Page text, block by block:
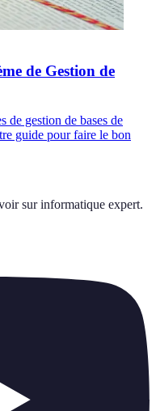
de Gestion de
de gestion de bases de
guide pour faire le bon
sur informatique expert.